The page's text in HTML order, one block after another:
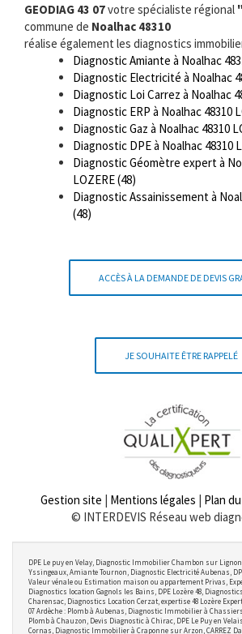
GEODIAG 43 07votre spécialiste régional
commune de Noalhac 48310
réalise également les diagnostics
Diagnostic Amiante à Noalhac
Diagnostic Electricité à Noalhac
Diagnostic Loi Carrez à Noalhac
Diagnostic ERP à Noalhac 48310
Diagnostic Gaz à Noalhac 48310
Diagnostic DPE à Noalhac 48310
Diagnostic Géomètre expert à
LOZERE (48)
Diagnostic Assainissement à
(48)
ACCÈS À LA DEMANDE DE DEVIS
JE SOUHAITE ÊTRE RAPPELÉ
Gestion site | Mentions légales | Plan
© INTERDEVIS Réseau web
DPE Le puy en Velay, Diagnostic Immobilier Chambon sur Lignon,
Yssingeaux, Amiante Tournon, Diagnostic Electricité Aubenas,
Valeur vénale ou Estimation maison ou appartement Privas,
Diagnostics location Gagnols les Bains, DPE Lozère 48,
Charensac, Diagnostics Location Cerzat, expertise 48 Lozère
07 Ardèche : Plomb à Aubenas, Diagnostic Immobilier à
Plomb à Chauzon, Devis Diagnostic à Chirac, DPE Le Puy en
Cornas, Diagnostic Immobilier à Craponne sur Arzon, CARREZ